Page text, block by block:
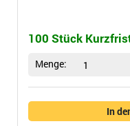
100 Stück
Menge: 1
In